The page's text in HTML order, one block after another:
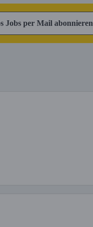
Jobs per Mail abonnieren